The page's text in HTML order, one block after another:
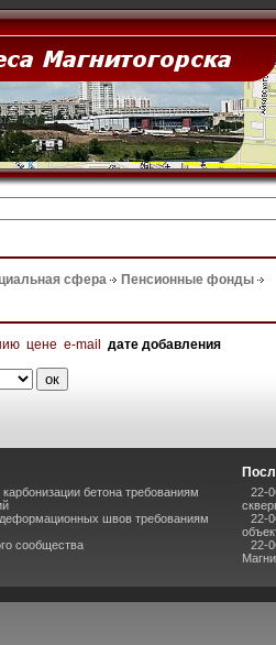
сфера Пенсионные фонды
цене e-mail дате добавления
бетона требованиям
деформационных швов требованиям
сообщества
22-
22-
22-